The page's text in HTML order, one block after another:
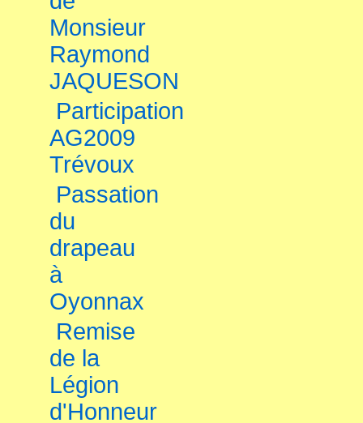
Monsieur
Raymond
JAQUESON
Participation
AG2009
Trévoux
Passation
du
drapeau
à
Oyonnax
Remise
de la
Légion
d'Honneur